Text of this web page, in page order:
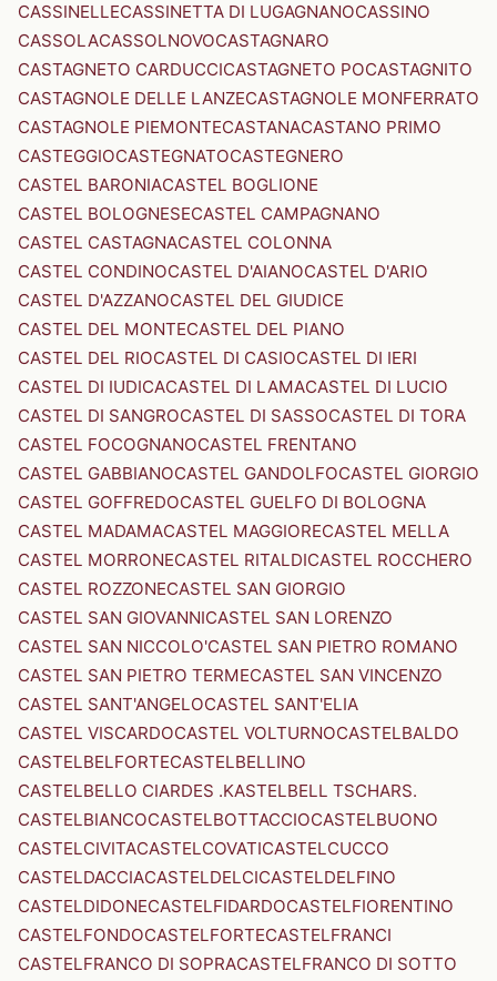
CASSINELLECASSINETTA DI LUGAGNANOCASSINO
CASSOLACASSOLNOVOCASTAGNARO
CASTAGNETO CARDUCCICASTAGNETO POCASTAGNITO
CASTAGNOLE DELLE LANZECASTAGNOLE MONFERRATO
CASTAGNOLE PIEMONTECASTANACASTANO PRIMO
CASTEGGIOCASTEGNATOCASTEGNERO
CASTEL BARONIACASTEL BOGLIONE
CASTEL BOLOGNESECASTEL CAMPAGNANO
CASTEL CASTAGNACASTEL COLONNA
CASTEL CONDINOCASTEL D'AIANOCASTEL D'ARIO
CASTEL D'AZZANOCASTEL DEL GIUDICE
CASTEL DEL MONTECASTEL DEL PIANO
CASTEL DEL RIOCASTEL DI CASIOCASTEL DI IERI
CASTEL DI IUDICACASTEL DI LAMACASTEL DI LUCIO
CASTEL DI SANGROCASTEL DI SASSOCASTEL DI TORA
CASTEL FOCOGNANOCASTEL FRENTANO
CASTEL GABBIANOCASTEL GANDOLFOCASTEL GIORGIO
CASTEL GOFFREDOCASTEL GUELFO DI BOLOGNA
CASTEL MADAMACASTEL MAGGIORECASTEL MELLA
CASTEL MORRONECASTEL RITALDICASTEL ROCCHERO
CASTEL ROZZONECASTEL SAN GIORGIO
CASTEL SAN GIOVANNICASTEL SAN LORENZO
CASTEL SAN NICCOLO'CASTEL SAN PIETRO ROMANO
CASTEL SAN PIETRO TERMECASTEL SAN VINCENZO
CASTEL SANT'ANGELOCASTEL SANT'ELIA
CASTEL VISCARDOCASTEL VOLTURNOCASTELBALDO
CASTELBELFORTECASTELBELLINO
CASTELBELLO CIARDES .KASTELBELL TSCHARS.
CASTELBIANCOCASTELBOTTACCIOCASTELBUONO
CASTELCIVITACASTELCOVATICASTELCUCCO
CASTELDACCIACASTELDELCICASTELDELFINO
CASTELDIDONECASTELFIDARDOCASTELFIORENTINO
CASTELFONDOCASTELFORTECASTELFRANCI
CASTELFRANCO DI SOPRACASTELFRANCO DI SOTTO